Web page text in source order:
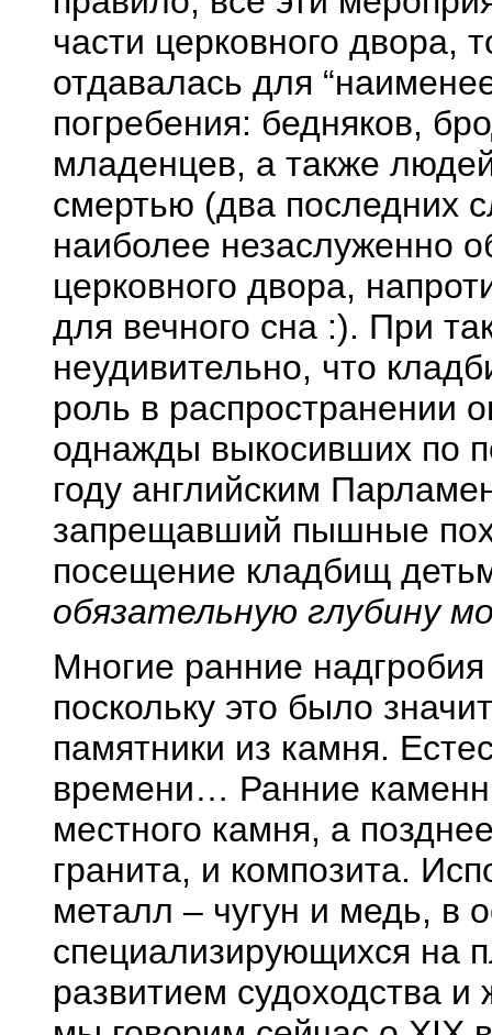
части церковного двора,
отдавалась для
погребения: бедняков,
младенцев, а также
смертью (два последних
наиболее
церковного двора,
для вечного сна :). При
неудивительно, что
роль в распространении
однажды выкосивших по
году английским
запрещавший пышные
посещение кладбищ
обязательную глубину
Многие ранние
поскольку это было
памятники из камня.
времени… Ранние
местного камня, а
гранита, и композита.
металл – чугун и медь, в
специализирующихся на
развитием судоходства